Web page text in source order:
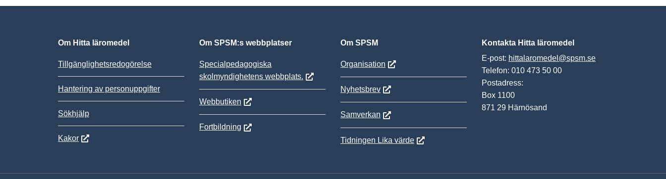
Om Hitta läromedel
Tillgänglighetsredogörelse
Hantering av personuppgifter
Sökhjälp
Kakor
Om SPSM:s webbplatser
Specialpedagogiska
skolmyndighetens webbplats.
Webbutiken
Fortbildning
Om SPSM
Organisation
Nyhetsbrev
Samverkan
Tidningen Lika värde
Kontakta Hitta läromedel
E-post: hittalaromedel@spsm.se
Telefon: 010 473 50 00
Postadress:
Box 1100
871 29 Härnösand